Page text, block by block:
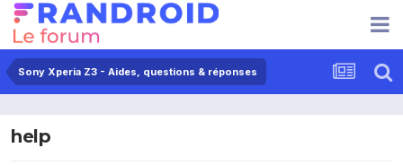
Sony Xperia Z3 - Aides, questions & réponses
help